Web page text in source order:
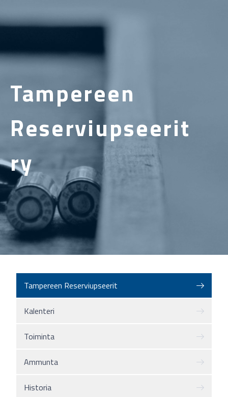
Tampereen
Reserviupseerit
ry
Tampereen Reserviupseerit
Kalenteri
Toiminta
Ammunta
Historia